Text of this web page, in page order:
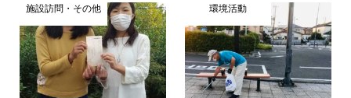
施設訪問・その他 環境活動